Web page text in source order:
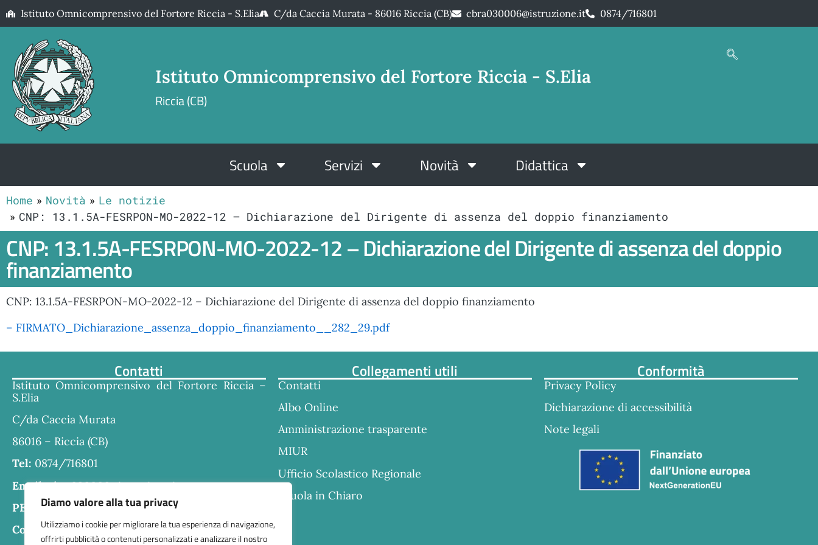
Diamo valore alla tua privacy
Utilizziamo i cookie per migliorare la tua esperienza di navigazione,
offrirti pubblicità o contenuti personalizzati e analizzare il nostro
Istituto Omnicomprensivo del Fortore Riccia - S.Elia C/da Caccia Murata - 86016 Riccia (CB) cbra030006@istruzione.it 0874/716801
Istituto Omnicomprensivo del Fortore Riccia - S.Elia
Riccia (CB)
Scuola Servizi Novità Didattica
Home Novità
Le notizie
CNP: 13.1.5A-FESRPON-MO-2022-12 – Dichiarazione del Dirigente di assenza del doppio finanziamento
CNP: 13.1.5A-FESRPON-MO-2022-12 – Dichiarazione del Dirigente di assenza del doppio
finanziamento
CNP: 13.1.5A-FESRPON-MO-2022-12 – Dichiarazione del Dirigente di assenza del doppio finanziamento
– FIRMATO_Dichiarazione_assenza_doppio_finanziamento__282_29.pdf
Contatti
Istituto Omnicomprensivo del Fortore Riccia –
S.Elia
C/da Caccia Murata
86016 – Riccia (CB)
Tel: 0874/716801
Email: cbra030006@istruzione.it
PEC:
cbra030006@pec.istruzione.it
Codice fiscale:80004610707
Collegamenti utili
Contatti
Albo Online
Amministrazione trasparente
MIUR
Ufficio Scolastico Regionale
Scuola in Chiaro
Conformità
Privacy Policy
Dichiarazione di accessibilità
Note legali